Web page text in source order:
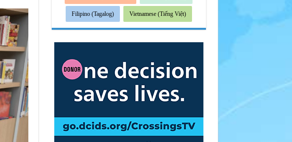
Filipino (Tagalog) Vietnamese (Tiếng Việt)